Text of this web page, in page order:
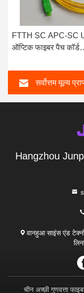
FTTH SC APC-SC
ऑप्टिक फाइबर पैच कॉर्ड
सर्वोत्तम मूल्य
Hangzhou
वानहुआ साइंस एंड
चीन अच्छी गुणवत्ता